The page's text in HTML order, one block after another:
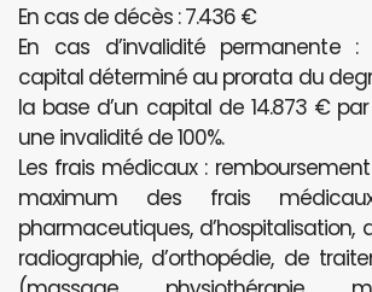
En cas de décès : 7.436 €
En cas d’invalidité permanente :
capital déterminé au prorata du
la base d’un capital de 14.873 €
une invalidité de 100%.
Les frais médicaux :
maximum des frais
pharmaceutiques, d’hospitalisation,
radiographie, d’orthopédie, de